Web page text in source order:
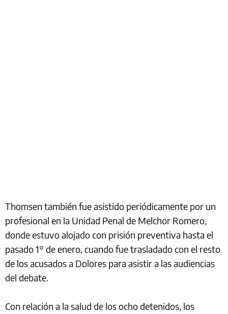
Thomsen también fue asistido periódicamente por un
profesional en la Unidad Penal de Melchor Romero,
donde estuvo alojado con prisión preventiva hasta el
pasado 1° de enero, cuando fue trasladado con el resto
de los acusados a Dolores para asistir a las audiencias
del debate.
Con relación a la salud de los ocho detenidos, los